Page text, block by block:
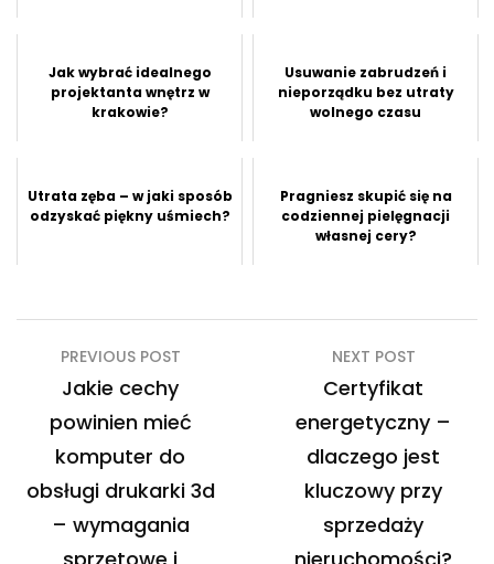
Jak wybrać idealnego
projektanta wnętrz w
krakowie?
Usuwanie zabrudzeń i
nieporządku bez utraty
wolnego czasu
Utrata zęba – w jaki sposób
odzyskać piękny uśmiech?
Pragniesz skupić się na
codziennej pielęgnacji
własnej cery?
Nawigacja
wpisu
PREVIOUS POST
Jakie cechy
powinien mieć
komputer do
obsługi drukarki 3d
– wymagania
NEXT POST
Certyfikat
energetyczny –
dlaczego jest
kluczowy przy
sprzedaży